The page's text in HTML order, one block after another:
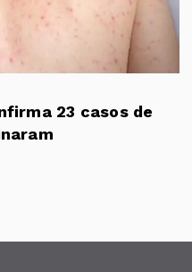
23 casos de